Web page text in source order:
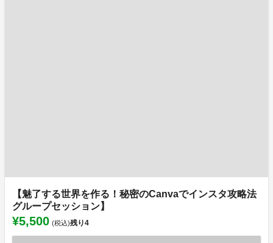
【魅了する世界を作る！秘密のCanvaでインスタ攻略法
グループセッション】
¥5,500 (税込)残り4